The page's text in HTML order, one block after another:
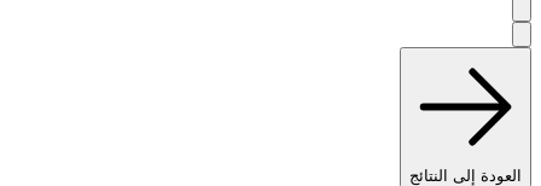
العودة إلى النتائج